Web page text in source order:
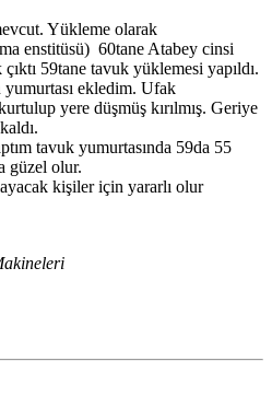
Yükleme olarak
enstitüsü) 60tane Atabey cinsi
59tane tavuk yüklemesi yapıldı.
yumurtası ekledim. Ufak
yere düşmüş kırılmış. Geriye
tavuk yumurtasında 59da 55
güzel olur.
kişiler için yararlı olur